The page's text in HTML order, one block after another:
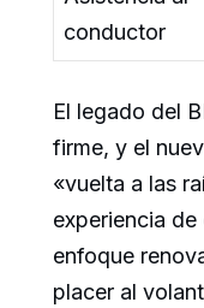
conductor
El legado del
firme, y el
«vuelta a las
experiencia
enfoque
placer al